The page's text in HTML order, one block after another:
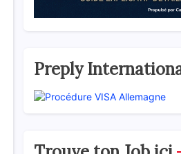
Preply